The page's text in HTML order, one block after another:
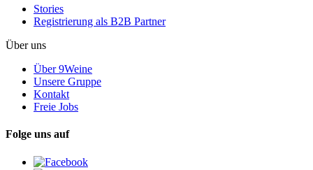
Stories
Registrierung als B2B Partner
Über uns
Über 9Weine
Unsere Gruppe
Kontakt
Freie Jobs
Folge uns auf